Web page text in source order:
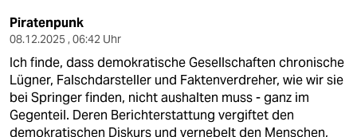
Piratenpunk
08.12.2025 , 06:42 Uhr
Ich finde, dass demokratische Gesellschaften chronische
Lügner, Falschdarsteller und Faktenverdreher, wie wir sie
bei Springer finden, nicht aushalten muss - ganz im
Gegenteil. Deren Berichterstattung vergiftet den
demokratischen Diskurs und vernebelt den Menschen,